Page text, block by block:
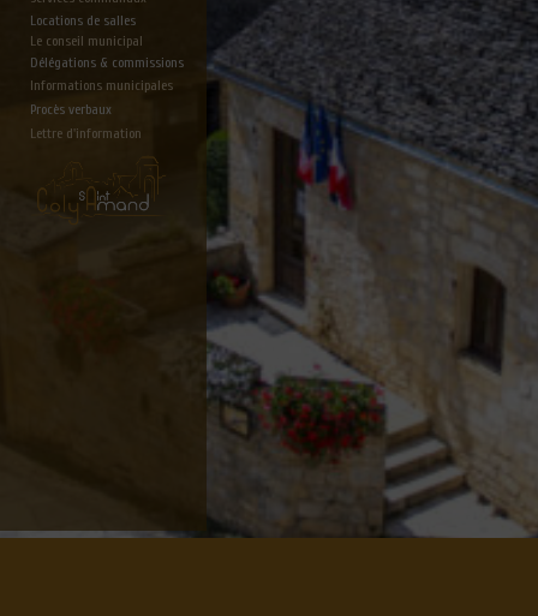
Locations de salles
Le conseil municipal
Délégations & commissions
Informations municipales
Lettre d'information
Procès verbaux